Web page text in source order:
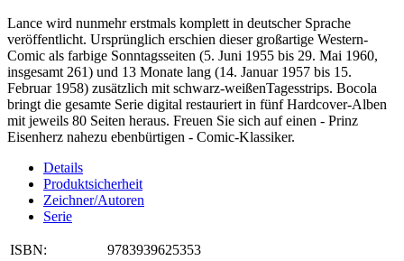
Lance wird nunmehr erstmals komplett in deutscher Sprache
veröffentlicht. Ursprünglich erschien dieser großartige Western-
Comic als farbige Sonntagsseiten (5. Juni 1955 bis 29. Mai 1960,
insgesamt 261) und 13 Monate lang (14. Januar 1957 bis 15.
Februar 1958) zusätzlich mit schwarz-weißenTagesstrips. Bocola
bringt die gesamte Serie digital restauriert in fünf Hardcover-Alben
mit jeweils 80 Seiten heraus. Freuen Sie sich auf einen - Prinz
Eisenherz nahezu ebenbürtigen - Comic-Klassiker.
Details
Produktsicherheit
Zeichner/Autoren
Serie
ISBN:
9783939625353